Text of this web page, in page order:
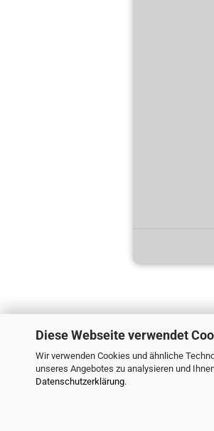
Diese Webseite verwendet
Wir verwenden Cookies und ähnliche
unseres Angebotes zu analysieren und
Datenschutzerklärung.